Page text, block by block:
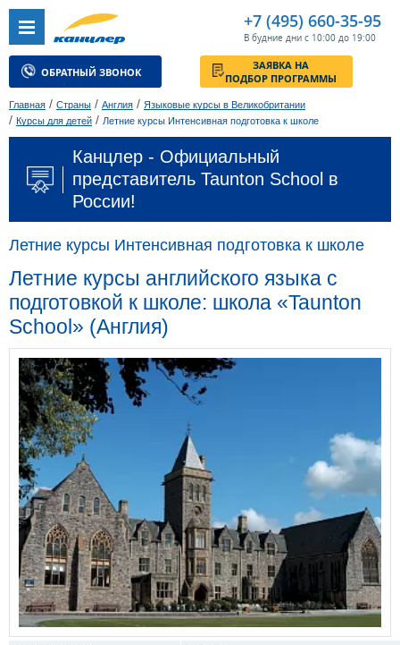
+7 (495) 660-35-95
В будние дни с 10:00 до 19:00
ОБРАТНЫЙ ЗВОНОК
ЗАЯВКА НА
ПОДБОР ПРОГРАММЫ
Главная / Страны / Англия / Языковые курсы в Великобритании
/ Курсы для детей / Летние курсы Интенсивная подготовка к школе
Канцлер - Официальный
представитель Taunton School в
России!
Летние курсы Интенсивная подготовка к школе
Летние курсы английского языка с
подготовкой к школе: школа «Taunton
School» (Англия)